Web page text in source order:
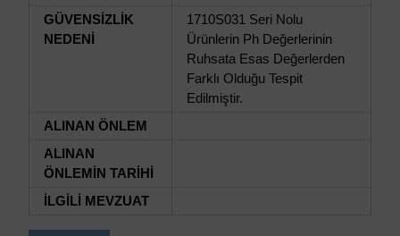
GÜVENSİZLİK
NEDENİ
1710S031 Seri Nolu
Ürünlerin Ph Değerlerinin
Ruhsata Esas Değerlerden
Farklı Olduğu Tespit
Edilmiştir.
ALINAN ÖNLEM
ALINAN
ÖNLEMİN TARİHİ
İLGİLİ MEVZUAT